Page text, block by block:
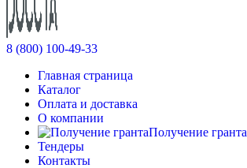
8 (800) 100-49-33
Главная страница
Каталог
Оплата и доставка
О компании
Получение гранта
Тендеры
Контакты